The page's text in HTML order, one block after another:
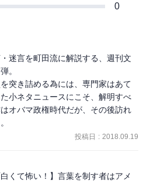
0
迷言を町田流に解説する、週刊文
。
突き詰める為には、専門家はあて
小ネタニュースにこそ、解明すべ
オバマ政権時代だが、その後訪れ
投稿日 : 2018.09.19
くて怖い！】言葉を制す者はアメ